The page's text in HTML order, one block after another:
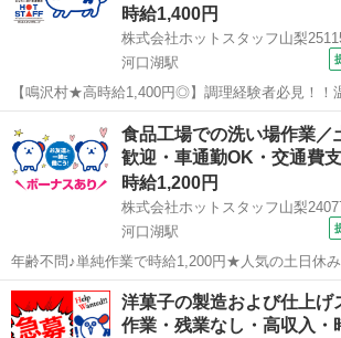
時給1,400円
株式会社ホットスタッフ山梨
河口湖駅
【鳴沢村★高時給1,400円◎】調理経験者必見！！
完備◎きれいな職場で快適◎残業なし◎厨房での調
《 厨房での調理業務全般 》 厨房での調理業務全般をお願いしま
す！ レシピがあるので...
南都留郡 河口湖駅 飲食
食品工場での洗い場作業／
歓迎・車通勤OK・交通費
時給1,200円
株式会社ホットスタッフ山梨
河口湖駅
年齢不問♪単純作業で時給1,200円★人気の土日休
い場のお仕事♪(*^^)v 事業用食品工場の洗い場のお仕事☆ ホテ
や飛行機の機内食の 製造をする際に出る器具の洗浄をお願いします！
...
山梨 南都留郡 河口湖駅 飲食
洋菓子の製造および仕上げ
作業・残業なし・高収入